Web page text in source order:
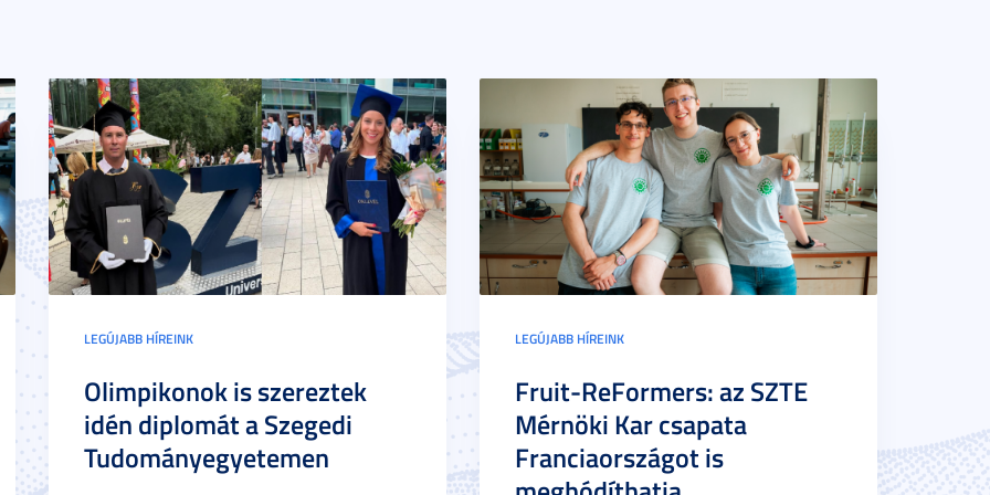
LEGÚJABB HÍREINK
Olimpikonok is szereztek
idén diplomát a Szegedi
Tudományegyetemen
LEGÚJABB HÍREINK
Fruit-ReFormers: az SZTE
Mérnöki Kar csapata
Franciaországot is